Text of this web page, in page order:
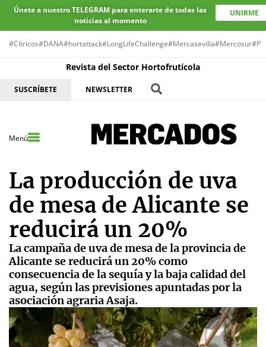
Únete a nuestro TELEGRAM para enterarte de todas las
noticias al momento
UNIRME
#Cítricos#DANA#hortattack#LongLifeChallenge#Mercasevilla#Mercosur
Revista del Sector Hortofrutícola
SUSCRÍBETE NEWSLETTER
Menú
La producción de uva
de mesa de Alicante se
reducirá un 20%
La campaña de uva de mesa de la provincia de
Alicante se reducirá un 20% como
consecuencia de la sequía y la baja calidad del
agua, según las previsiones apuntadas por la
asociación agraria Asaja.